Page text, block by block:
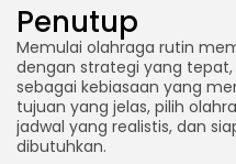
Penutup
Memulai olahraga rutin
dengan strategi yang
sebagai kebiasaan yang
tujuan yang jelas, pilih
jadwal yang realistis, dan
dibutuhkan.